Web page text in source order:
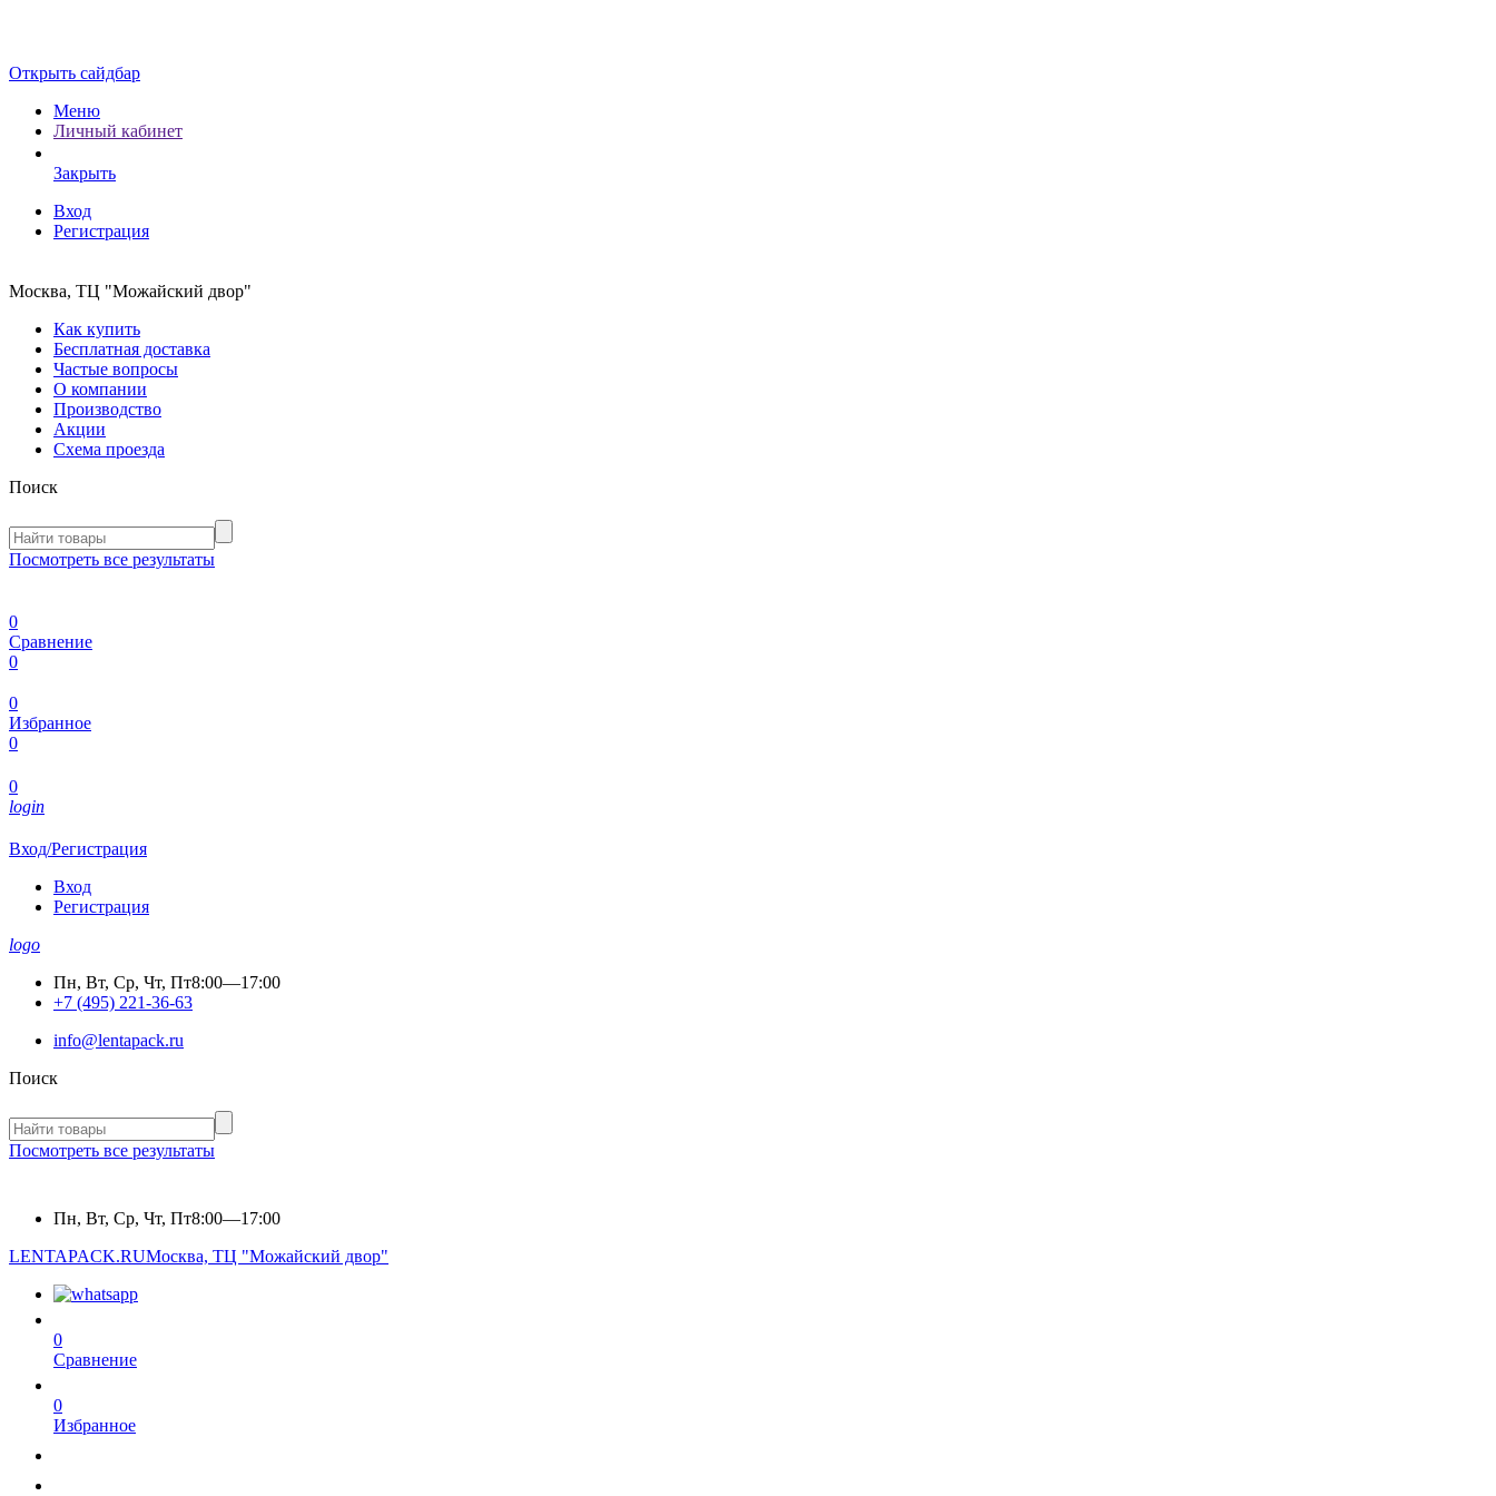
Открыть сайдбар
Меню
Личный кабинет
Закрыть
Вход
Регистрация
Москва, ТЦ "Можайский двор"
Как купить
Бесплатная доставка
Частые вопросы
О компании
Производство
Акции
Схема проезда
Поиск
Посмотреть все результаты
0
Сравнение
0
0
Избранное
0
0
login
Вход/Регистрация
Вход
Регистрация
logo
Пн, Вт, Ср, Чт, Пт8:00—17:00
+7 (495) 221-36-63
info@lentapack.ru
Поиск
Посмотреть все результаты
Пн, Вт, Ср, Чт, Пт8:00—17:00
LENTAPACK.RUМосква, ТЦ "Можайский двор"
0
Сравнение
0
Избранное